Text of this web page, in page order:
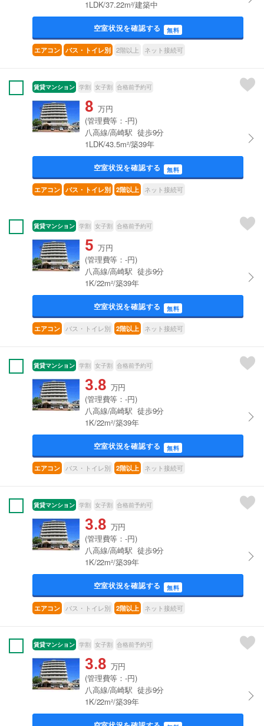
1LDK/37.22m²/建築中
空室状況を確認する 無料
エアコン バス・トイレ別 2階以上 ネット接続可
賃貸マンション 学割 女子割 合格前予約可
8 万円
(管理費等：-円)
八高線/高崎駅 徒歩9分
1LDK/43.5m²/築39年
空室状況を確認する 無料
エアコン バス・トイレ別 2階以上 ネット接続可
賃貸マンション 学割 女子割 合格前予約可
5 万円
(管理費等：-円)
八高線/高崎駅 徒歩9分
1K/22m²/築39年
空室状況を確認する 無料
エアコン バス・トイレ別 2階以上 ネット接続可
賃貸マンション 学割 女子割 合格前予約可
3.8 万円
(管理費等：-円)
八高線/高崎駅 徒歩9分
1K/22m²/築39年
空室状況を確認する 無料
エアコン バス・トイレ別 2階以上 ネット接続可
賃貸マンション 学割 女子割 合格前予約可
3.8 万円
(管理費等：-円)
八高線/高崎駅 徒歩9分
1K/22m²/築39年
空室状況を確認する 無料
エアコン バス・トイレ別 2階以上 ネット接続可
賃貸マンション 学割 女子割 合格前予約可
3.8 万円
(管理費等：-円)
八高線/高崎駅 徒歩9分
1K/22m²/築39年